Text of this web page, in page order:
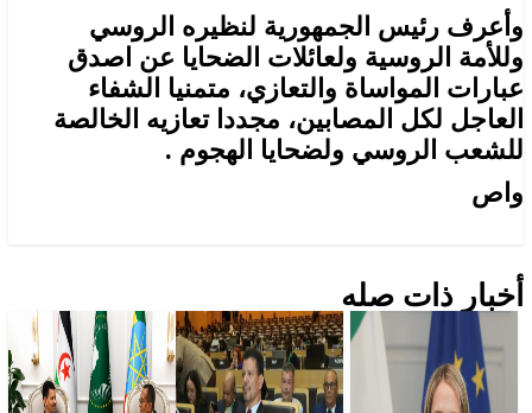
وأعرف رئيس الجمهورية لنظيره الروسي
وللأمة الروسية ولعائلات الضحايا عن اصدق
عبارات المواساة والتعازي، متمنيا الشفاء
العاجل لكل المصابين، مجددا تعازيه الخالصة
للشعب الروسي ولضحايا الهجوم .
واص
أخبار ذات صله